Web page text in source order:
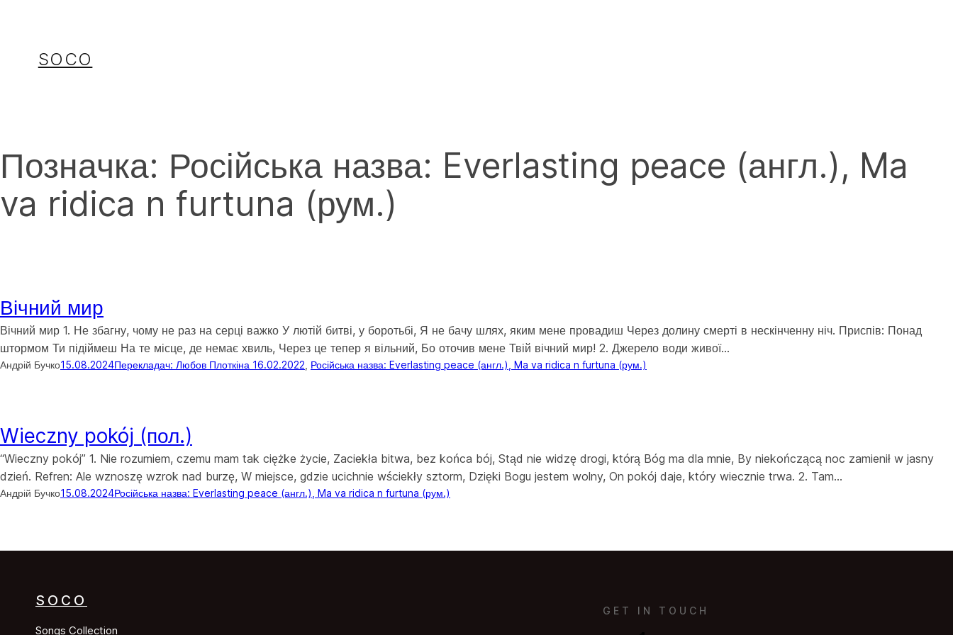
SOCO
Позначка: Російська назва: Everlasting peace (англ.), Ma
va ridica n furtuna (рум.)
Вічний мир
Вічний мир 1. Не збагну, чому не раз на серці важко У лютій битві, у боротьбі, Я не бачу шлях, яким мене провадиш Через долину смерті в нескінченну ніч. Приспів: Понад
штормом Ти підіймеш На те місце, де немає хвиль, Через це тепер я вільний, Бо оточив мене Твій вічний мир! 2. Джерело води живої…
Андрій Бучко15.08.2024Перекладач: Любов Плоткіна 16.02.2022 Російська назва: Everlasting peace (англ.), Ma va ridica n furtuna (рум.)
Wieczny pokój (пол.)
“Wieczny pokój” 1. Nie rozumiem, czemu mam tak ciężke życie, Zaciekła bitwa, bez końca bój, Stąd nie widzę drogi, którą Bóg ma dla mnie, By niekończącą noc zamienił w jasny
dzień. Refren: Ale wznoszę wzrok nad burzę, W miejsce, gdzie ucichnie wściekły sztorm, Dzięki Bogu jestem wolny, On pokój daje, który wiecznie trwa. 2. Tam…
Андрій Бучко15.08.2024Російська назва: Everlasting peace (англ.), Ma va ridica n furtuna (рум.)
SOCO
Songs Collection
GET IN TOUCH